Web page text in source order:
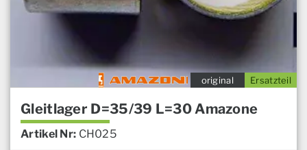
Ersatzteil
original
Gleitlager D=35/39 L=30 Amazone
Artikel Nr: CH025